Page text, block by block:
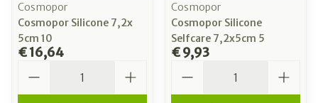
Cosmopor
Cosmopor Silicone 7,2x
5cm 10
€ 16,64
Cosmopor
Cosmopor Silicone
Selfcare 7,2x5cm 5
€ 9,93